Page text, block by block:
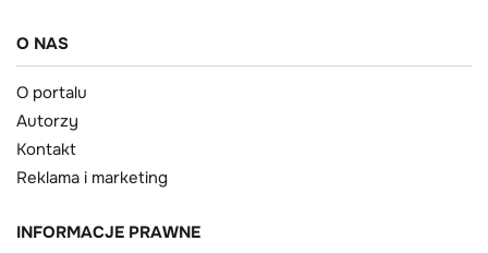
O NAS
O portalu
Autorzy
Kontakt
Reklama i marketing
INFORMACJE PRAWNE